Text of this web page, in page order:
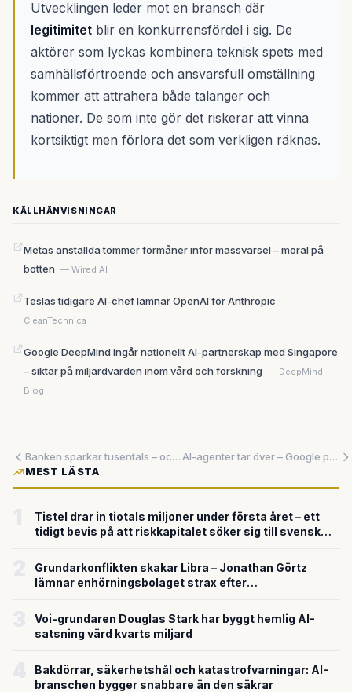
Utvecklingen leder mot en bransch där
legitimitet blir en konkurrensfördel i sig. De
aktörer som lyckas kombinera teknisk spets med
samhällsförtroende och ansvarsfull omställning
kommer att attrahera både talanger och
nationer. De som inte gör det riskerar att vinna
kortsiktigt men förlora det som verkligen räknas.
KÄLLHÄNVISNINGAR
Metas anställda tömmer förmåner inför massvarsel – moral på
botten — Wired AI
Teslas tidigare AI-chef lämnar OpenAI för Anthropic —
CleanTechnica
Google DeepMind ingår nationellt AI-partnerskap med Singapore
– siktar på miljardvärden inom vård och forskning — DeepMind
Blog
Banken sparkar tusentals – och satsar på teknik kunderna inte litar på
AI-agenter tar över – Google presenterar sin mest genomgripande produktomvandling någonsin
MEST LÄSTA
Tistel drar in tiotals miljoner under första året – ett
tidigt bevis på att riskkapitalet söker sig till svensk
Grundarkonflikten skakar Libra – Jonathan Görtz
lämnar enhörningsbolaget strax efter
Voi-grundaren Douglas Stark har byggt hemlig AI-
satsning värd kvarts miljard
Bakdörrar, säkerhetshål och katastrofvarningar: AI-
branschen bygger snabbare än den säkrar